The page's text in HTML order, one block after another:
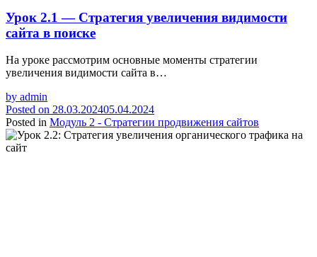
Урок 2.1 — Стратегия увеличения видимости
сайта в поиске
На уроке рассмотрим основные моменты стратегии
увеличения видимости сайта в…
by admin
Posted on 28.03.202405.04.2024
Posted in Модуль 2 - Стратегии продвижения сайтов